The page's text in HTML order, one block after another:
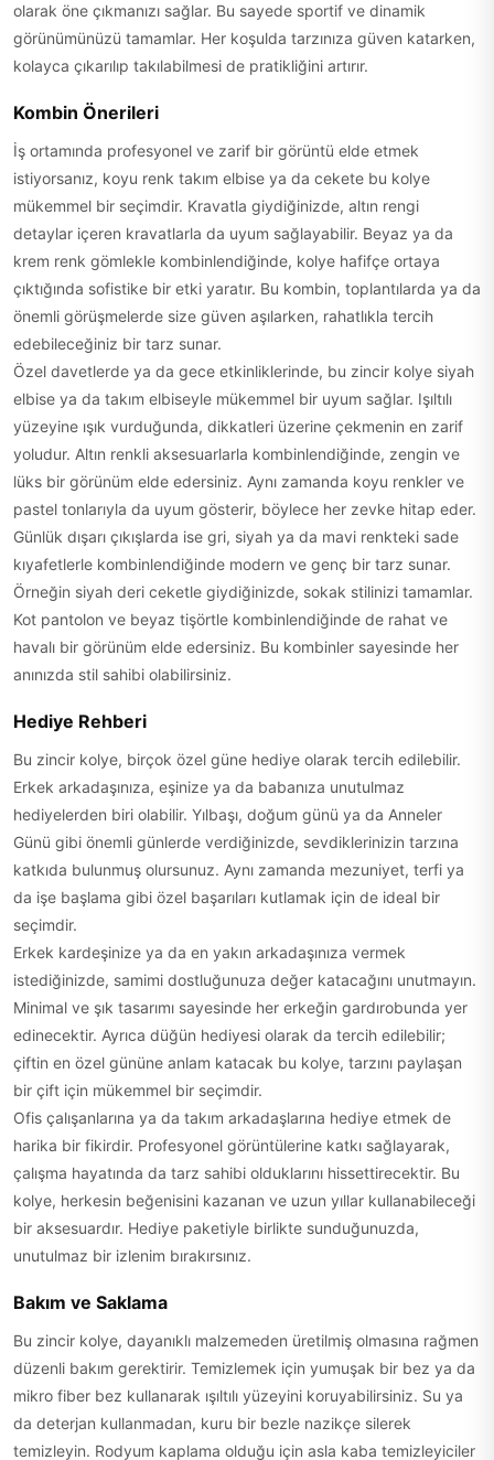
olarak öne çıkmanızı sağlar. Bu sayede sportif ve dinamik
görünümünüzü tamamlar. Her koşulda tarzınıza güven katarken,
kolayca çıkarılıp takılabilmesi de pratikliğini artırır.
Kombin Önerileri
İş ortamında profesyonel ve zarif bir görüntü elde etmek
istiyorsanız, koyu renk takım elbise ya da cekete bu kolye
mükemmel bir seçimdir. Kravatla giydiğinizde, altın rengi
detaylar içeren kravatlarla da uyum sağlayabilir. Beyaz ya da
krem renk gömlekle kombinlendiğinde, kolye hafifçe ortaya
çıktığında sofistike bir etki yaratır. Bu kombin, toplantılarda ya da
önemli görüşmelerde size güven aşılarken, rahatlıkla tercih
edebileceğiniz bir tarz sunar.
Özel davetlerde ya da gece etkinliklerinde, bu zincir kolye siyah
elbise ya da takım elbiseyle mükemmel bir uyum sağlar. Işıltılı
yüzeyine ışık vurduğunda, dikkatleri üzerine çekmenin en zarif
yoludur. Altın renkli aksesuarlarla kombinlendiğinde, zengin ve
lüks bir görünüm elde edersiniz. Aynı zamanda koyu renkler ve
pastel tonlarıyla da uyum gösterir, böylece her zevke hitap eder.
Günlük dışarı çıkışlarda ise gri, siyah ya da mavi renkteki sade
kıyafetlerle kombinlendiğinde modern ve genç bir tarz sunar.
Örneğin siyah deri ceketle giydiğinizde, sokak stilinizi tamamlar.
Kot pantolon ve beyaz tişörtle kombinlendiğinde de rahat ve
havalı bir görünüm elde edersiniz. Bu kombinler sayesinde her
anınızda stil sahibi olabilirsiniz.
Hediye Rehberi
Bu zincir kolye, birçok özel güne hediye olarak tercih edilebilir.
Erkek arkadaşınıza, eşinize ya da babanıza unutulmaz
hediyelerden biri olabilir. Yılbaşı, doğum günü ya da Anneler
Günü gibi önemli günlerde verdiğinizde, sevdiklerinizin tarzına
katkıda bulunmuş olursunuz. Aynı zamanda mezuniyet, terfi ya
da işe başlama gibi özel başarıları kutlamak için de ideal bir
seçimdir.
Erkek kardeşinize ya da en yakın arkadaşınıza vermek
istediğinizde, samimi dostluğunuza değer katacağını unutmayın.
Minimal ve şık tasarımı sayesinde her erkeğin gardırobunda yer
edinecektir. Ayrıca düğün hediyesi olarak da tercih edilebilir;
çiftin en özel gününe anlam katacak bu kolye, tarzını paylaşan
bir çift için mükemmel bir seçimdir.
Ofis çalışanlarına ya da takım arkadaşlarına hediye etmek de
harika bir fikirdir. Profesyonel görüntülerine katkı sağlayarak,
çalışma hayatında da tarz sahibi olduklarını hissettirecektir. Bu
kolye, herkesin beğenisini kazanan ve uzun yıllar kullanabileceği
bir aksesuardır. Hediye paketiyle birlikte sunduğunuzda,
unutulmaz bir izlenim bırakırsınız.
Bakım ve Saklama
Bu zincir kolye, dayanıklı malzemeden üretilmiş olmasına rağmen
düzenli bakım gerektirir. Temizlemek için yumuşak bir bez ya da
mikro fiber bez kullanarak ışıltılı yüzeyini koruyabilirsiniz. Su ya
da deterjan kullanmadan, kuru bir bezle nazikçe silerek
temizleyin. Rodyum kaplama olduğu için asla kaba temizleyiciler